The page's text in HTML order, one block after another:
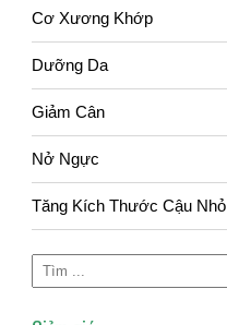
Cơ Xương Khớp
Dưỡng Da
Giảm Cân
Nở Ngực
Tăng Kích Thước Cậu Nhỏ